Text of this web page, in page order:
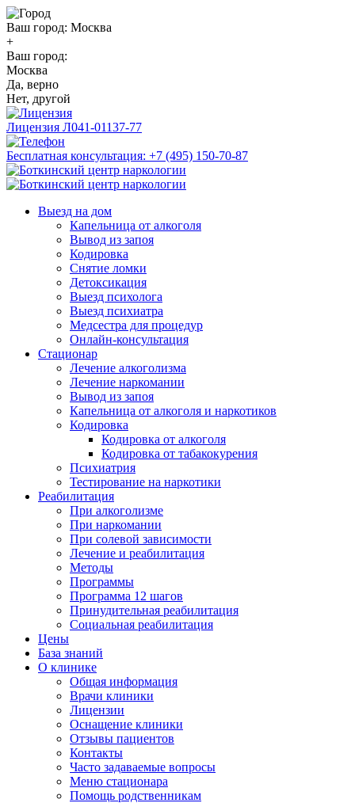
Ваш город: Москва
+
Ваш город:
Москва
Да, верно
Нет, другой
Лицензия Л041-01137-77
Бесплатная консультация: +7 (495) 150-70-87
Выезд на дом
Капельница от алкоголя
Вывод из запоя
Кодировка
Снятие ломки
Детоксикация
Выезд психолога
Выезд психиатра
Медсестра для процедур
Онлайн-консультация
Стационар
Лечение алкоголизма
Лечение наркомании
Вывод из запоя
Капельница от алкоголя и наркотиков
Кодировка
Кодировка от алкоголя
Кодировка от табакокурения
Психиатрия
Тестирование на наркотики
Реабилитация
При алкоголизме
При наркомании
При солевой зависимости
Лечение и реабилитация
Методы
Программы
Программа 12 шагов
Принудительная реабилитация
Социальная реабилитация
Цены
База знаний
О клинике
Общая информация
Врачи клиники
Лицензии
Оснащение клиники
Отзывы пациентов
Контакты
Часто задаваемые вопросы
Меню стационара
Помощь родственникам